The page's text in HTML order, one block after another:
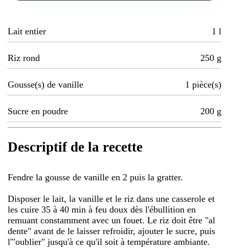
Lait entier 1 l
Riz rond 250 g
Gousse(s) de vanille 1 pièce(s)
Sucre en poudre 200 g
Descriptif de la recette
Fendre la gousse de vanille en 2 puis la gratter.
Disposer le lait, la vanille et le riz dans une casserole et
les cuire 35 à 40 min à feu doux dès l'ébullition en
remuant constamment avec un fouet. Le riz doit être "al
dente" avant de le laisser refroidir, ajouter le sucre, puis
l'"oublier" jusqu'à ce qu'il soit à température ambiante.